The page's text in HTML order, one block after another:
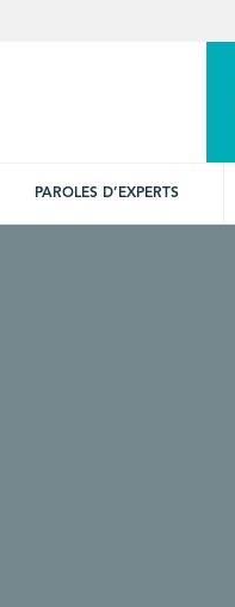
PAROLES D’EXPERTS